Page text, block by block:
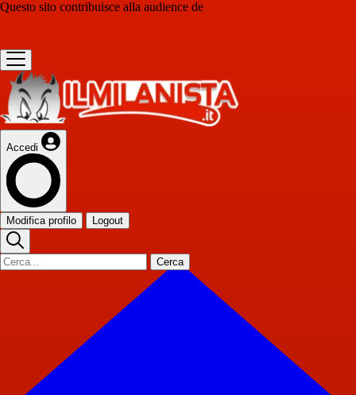
Questo sito contribuisce alla audience de
Accedi
Modifica profilo Logout
Cerca